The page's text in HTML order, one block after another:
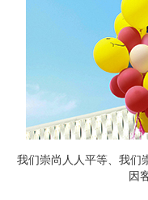
我们崇尚人人平等、我们
因